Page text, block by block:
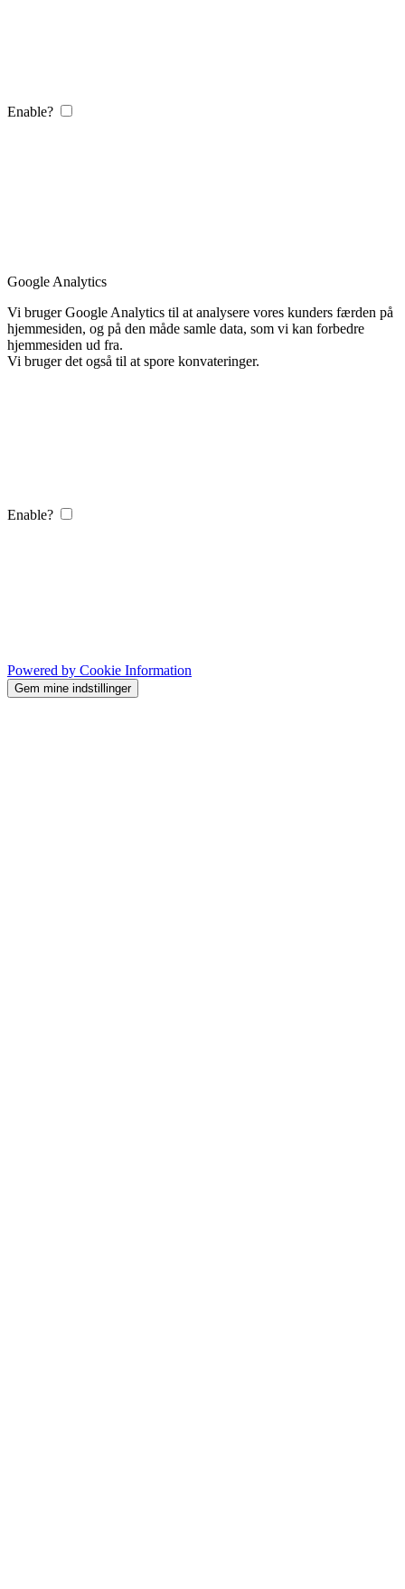
Enable?
Google Analytics
Vi bruger Google Analytics til at analysere vores kunders færden på
hjemmesiden, og på den måde samle data, som vi kan forbedre
hjemmesiden ud fra.
Vi bruger det også til at spore konvateringer.
Enable?
Powered by Cookie Information
Gem mine indstillinger